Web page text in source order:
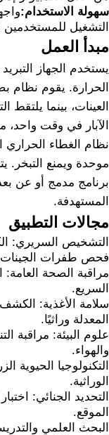
سهولة الاستخدام:
التشغيل
مبدأ العمل
يستخدم الجهاز
الحرارة. يقوم نظام
الآبار في وقت
نظام الغطاء الحراري
موحدة ويمنع التبخر.
برنامج مدمج أو عن
المستهدفة.
مجالات التطبيق
التشخيص السريري:
فحص طفرات الجينات،
مراقبة الصحة العامة:
السريع.
سلامة الأغذية:
المعدلة وراثيًا.
علوم البيئة: مراقبة
والهواء.
التكنولوجيا الحيوية
الوراثية.
التحديد الجنائي:
الموقع.
البحث العلمي